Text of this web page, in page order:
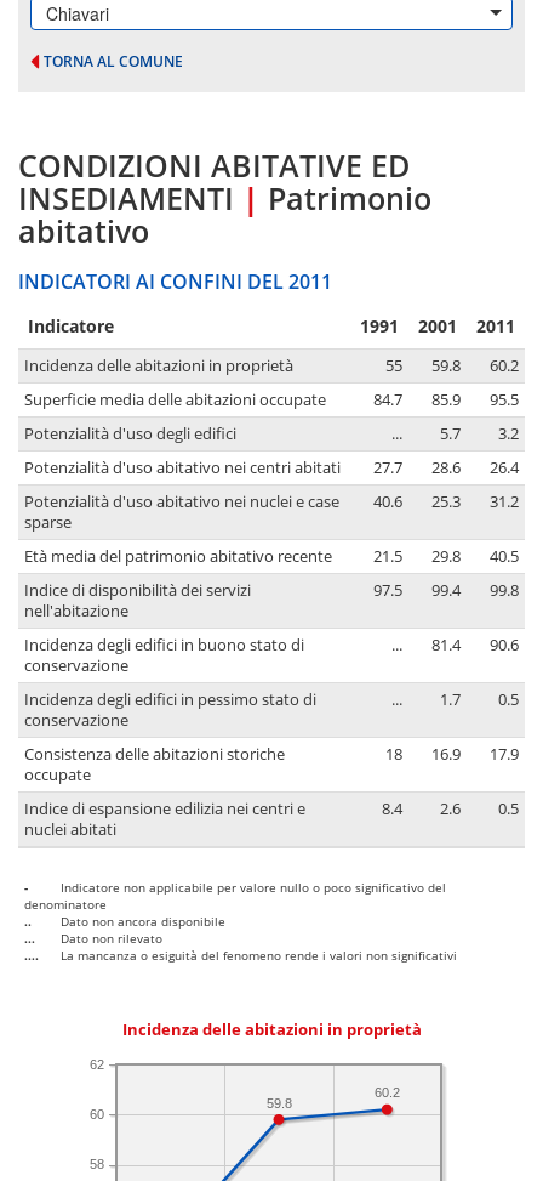
Chiavari
TORNA AL COMUNE
CONDIZIONI ABITATIVE ED
INSEDIAMENTI | Patrimonio
abitativo
INDICATORI AI CONFINI DEL 2011
Indicatore 1991 2001 2011
Incidenza delle abitazioni in proprietà 55 59.8
60.2
Superficie media delle abitazioni occupate
84.7 85.9
95.5
Potenzialità d'uso degli edifici
... 5.7
3.2
Potenzialità d'uso abitativo nei centri abitati
27.7 28.6
26.4
Potenzialità d'uso abitativo nei nuclei e case
sparse
40.6 25.3 31.2
Età media del patrimonio abitativo recente 21.5 29.8
40.5
Indice di disponibilità dei servizi
nell'abitazione
97.5 99.4 99.8
Incidenza degli edifici in buono stato di
conservazione
... 81.4 90.6
Incidenza degli edifici in pessimo stato di
conservazione
... 1.7 0.5
Consistenza delle abitazioni storiche
occupate
18 16.9 17.9
Indice di espansione edilizia nei centri e
nuclei abitati
8.4 2.6 0.5
-
Indicatore non applicabile per valore nullo o poco significativo del
denominatore
..
Dato non ancora disponibile
...
Dato non rilevato
....
La mancanza o esiguità del fenomeno rende i valori non significativi
Incidenza delle abitazioni in proprietà
58
60
62
60.2
59.8